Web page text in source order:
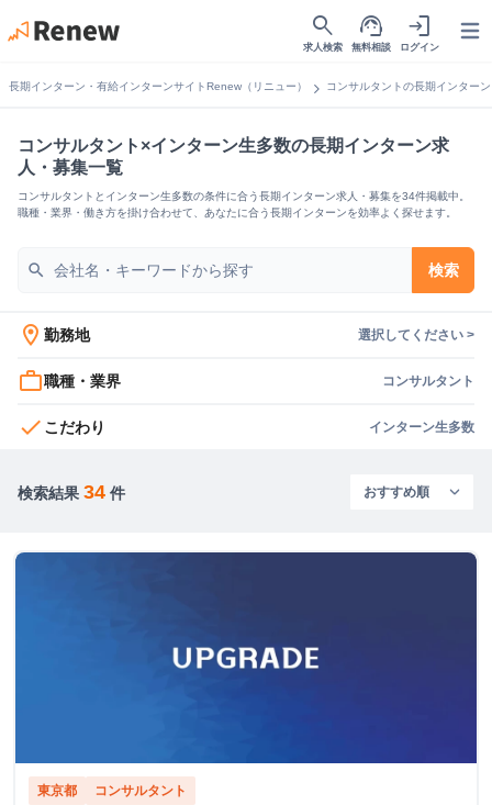
search
求人検索
support_agent
無料相談
login
ログイン
長期インターン・有給インターンサイトRenew（リニュー） chevron_right コンサルタントの長期インター
コンサルタント×インターン生多数の長期インターン求
人・募集一覧
コンサルタントとインターン生多数の条件に合う長期インターン求人・募集を34件掲載中。
職種・業界・働き方を掛け合わせて、あなたに合う長期インターンを効率よく探せます。
search 検索
location_on 勤務地 選択してください >
work_outline職種・業界 コンサルタント
check こだわり インターン生多数
検索結果 34 件
東京都 コンサルタント